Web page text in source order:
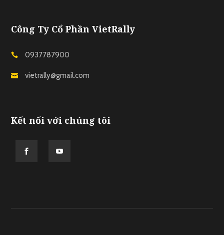
Công Ty Cổ Phần VietRally
0937787900
vietrally@gmail.com
Kết nối với chúng tôi